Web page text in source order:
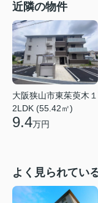
近隣の物件
大阪狭山市東茱萸木
2LDK (55.42㎡)
9.4万円
よく見られてい